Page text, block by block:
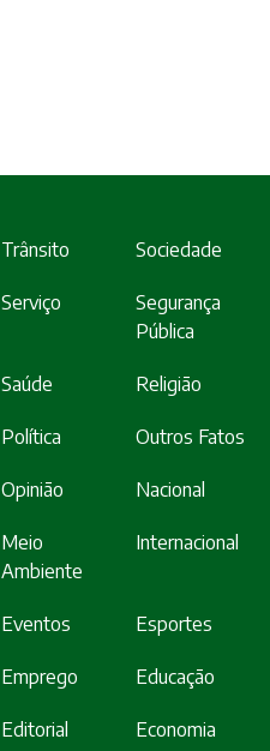
Trânsito Sociedade
Serviço
Segurança
Pública
Saúde Religião
Política Outros Fatos
Opinião Nacional
Meio
Ambiente
Internacional
Eventos Esportes
Emprego Educação
Editorial Economia